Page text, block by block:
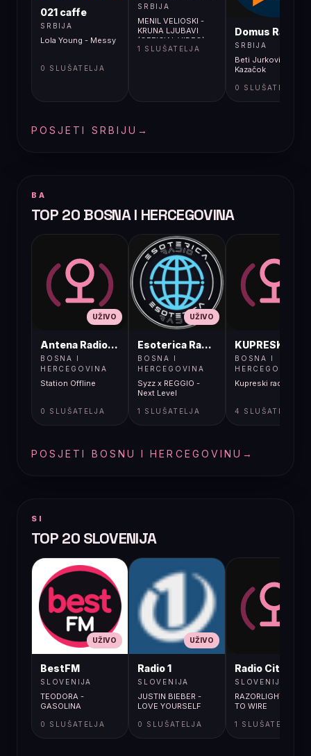
021 caffe
SRBIJA
Lola Young - Messy
0 SLUŠATELJA
SRBIJA
MENIL VELIOSKI -
KRUNA LJUBAVI
(OFFICIAL VIDEO)
1 SLUŠATELJA
Domus Radio
SRBIJA
Beti Jurković -
Kazačok
0 SLUŠATELJA
POSJETI SRBIJU →
BA
TOP 20 BOSNA I HERCEGOVINA
UŽIVO
Antena Radio, Jelah Tešanj
BOSNA I
HERCEGOVINA
Station Offline
0 SLUŠATELJA
UŽIVO
Esoterica Radio S1
BOSNA I
HERCEGOVINA
Syzz x REGGIO -
Next Level
1 SLUŠATELJA
BOSNA I
HERCEGOVINA
Kupreski radio
4 SLUŠATELJA
POSJETI BOSNU I HERCEGOVINU →
SI
TOP 20 SLOVENIJA
UŽIVO
BestFM
SLOVENIJA
TEODORA -
GASOLINA
0 SLUŠATELJA
UŽIVO
Radio 1
SLOVENIJA
JUSTIN BIEBER -
LOVE YOURSELF
0 SLUŠATELJA
Radio City
SLOVENIJA
RAZORLIGHT / WIRE
TO WIRE
1 SLUŠATELJA